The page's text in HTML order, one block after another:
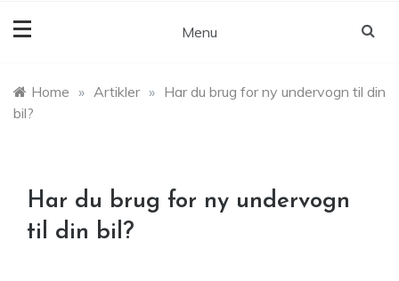
Menu
Home » Artikler » Har du brug for ny undervogn til din
bil?
Har du brug for ny undervogn
til din bil?